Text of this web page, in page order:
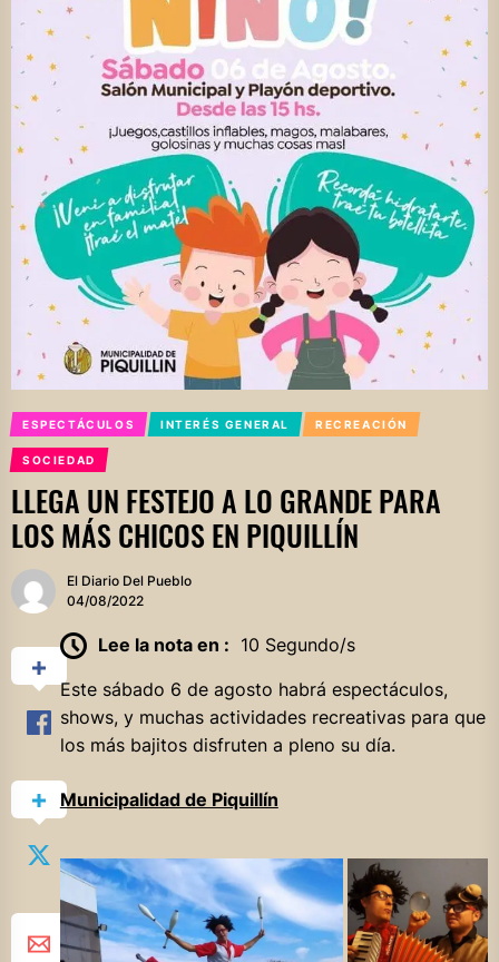
ESPECTÁCULOS INTERÉS GENERAL RECREACIÓN
SOCIEDAD
LLEGA UN FESTEJO A LO GRANDE PARA
LOS MÁS CHICOS EN PIQUILLÍN
El Diario Del Pueblo
04/08/2022
Lee la nota en : 10 Segundo/s
Este sábado 6 de agosto habrá espectáculos,
shows, y muchas actividades recreativas para que
los más bajitos disfruten a pleno su día.
Municipalidad de Piquillín